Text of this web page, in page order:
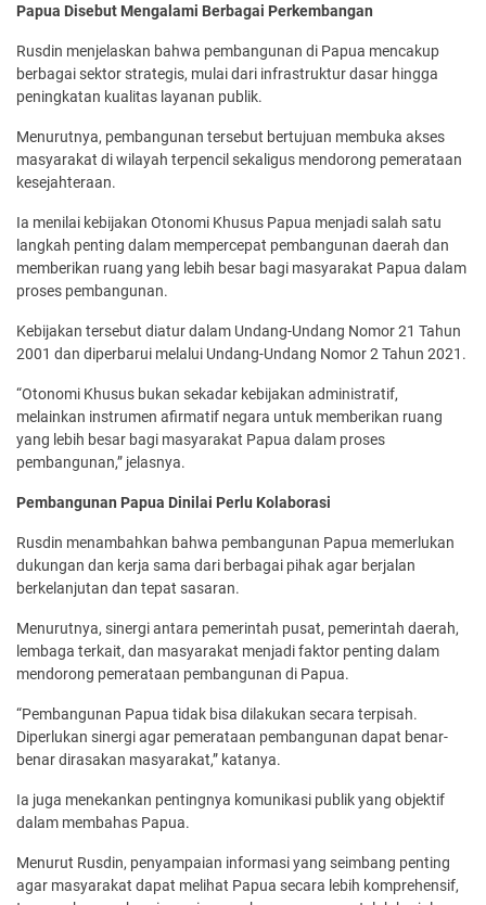
Papua Disebut Mengalami Berbagai Perkembangan
Rusdin menjelaskan bahwa pembangunan di Papua mencakup
berbagai sektor strategis, mulai dari infrastruktur dasar hingga
peningkatan kualitas layanan publik.
Menurutnya, pembangunan tersebut bertujuan membuka akses
masyarakat di wilayah terpencil sekaligus mendorong pemerataan
kesejahteraan.
Ia menilai kebijakan Otonomi Khusus Papua menjadi salah satu
langkah penting dalam mempercepat pembangunan daerah dan
memberikan ruang yang lebih besar bagi masyarakat Papua dalam
proses pembangunan.
Kebijakan tersebut diatur dalam Undang-Undang Nomor 21 Tahun
2001 dan diperbarui melalui Undang-Undang Nomor 2 Tahun 2021.
“Otonomi Khusus bukan sekadar kebijakan administratif,
melainkan instrumen afirmatif negara untuk memberikan ruang
yang lebih besar bagi masyarakat Papua dalam proses
pembangunan,” jelasnya.
Pembangunan Papua Dinilai Perlu Kolaborasi
Rusdin menambahkan bahwa pembangunan Papua memerlukan
dukungan dan kerja sama dari berbagai pihak agar berjalan
berkelanjutan dan tepat sasaran.
Menurutnya, sinergi antara pemerintah pusat, pemerintah daerah,
lembaga terkait, dan masyarakat menjadi faktor penting dalam
mendorong pemerataan pembangunan di Papua.
“Pembangunan Papua tidak bisa dilakukan secara terpisah.
Diperlukan sinergi agar pemerataan pembangunan dapat benar-
benar dirasakan masyarakat,” katanya.
Ia juga menekankan pentingnya komunikasi publik yang objektif
dalam membahas Papua.
Menurut Rusdin, penyampaian informasi yang seimbang penting
agar masyarakat dapat melihat Papua secara lebih komprehensif,